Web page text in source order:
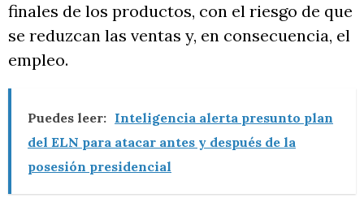
finales de los productos, con el riesgo de que
se reduzcan las ventas y, en consecuencia, el
empleo.
Puedes leer: Inteligencia alerta presunto plan
del ELN para atacar antes y después de la
posesión presidencial